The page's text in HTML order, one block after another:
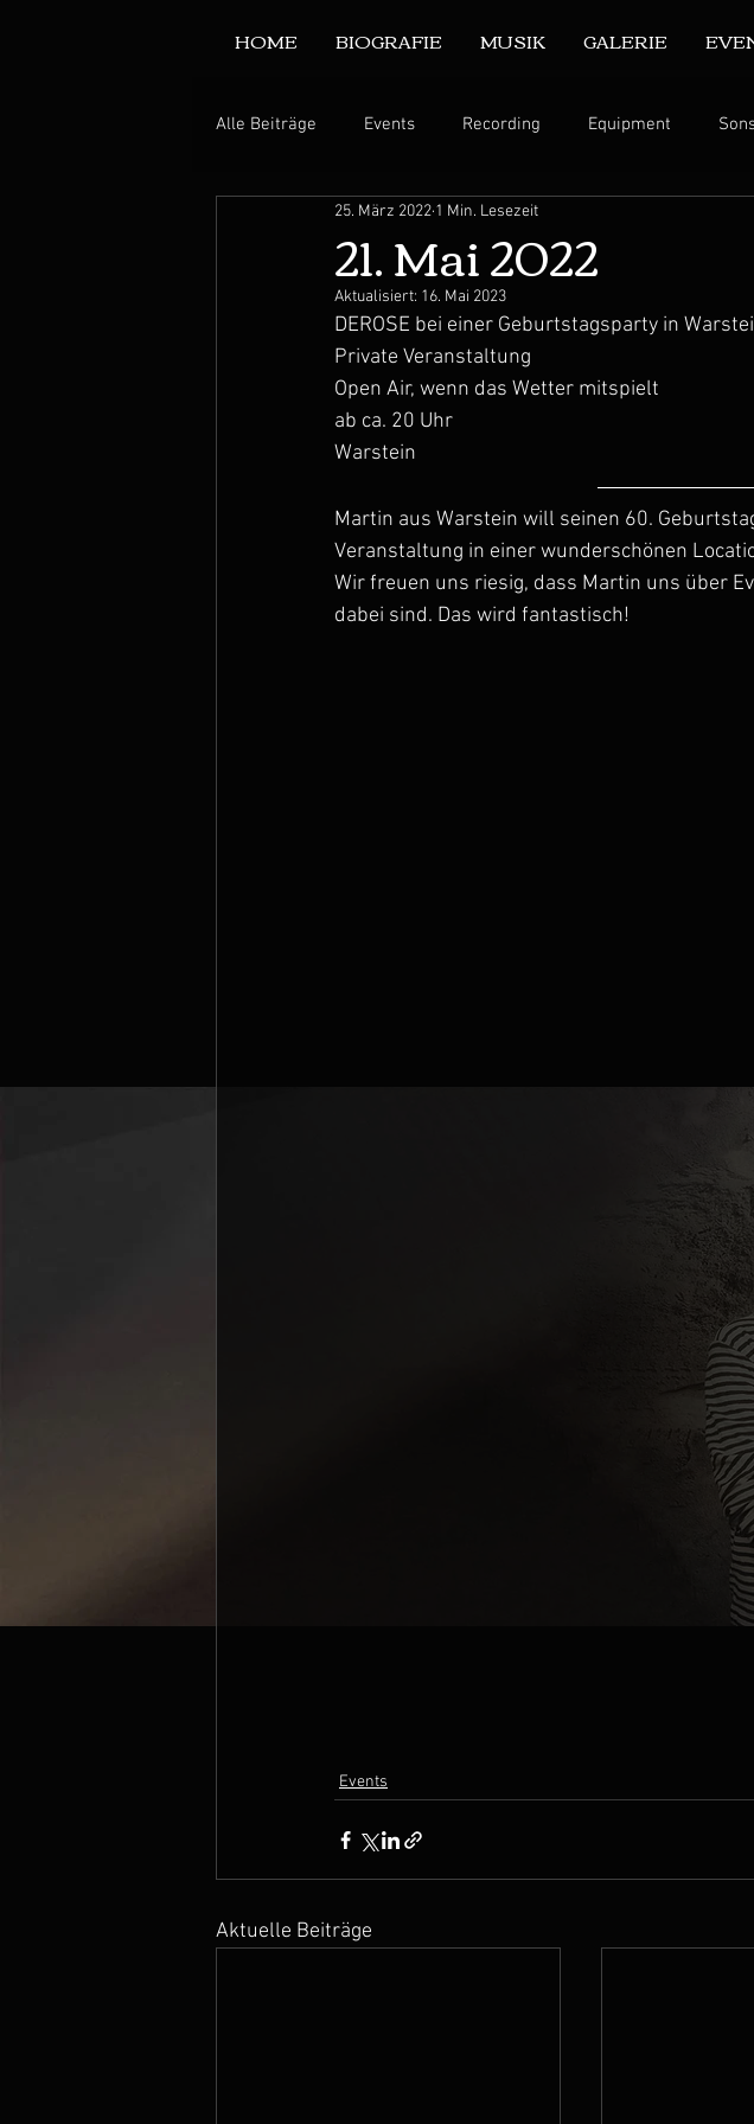
HOME BIOGRAFIE MUSIK GALERIE
Alle Beiträge Events Recording Equipment
21. Mai 2022
25. März 2022 1 Min. Lesezeit
Aktualisiert: 16. Mai 2023
DEROSE bei einer Geburtstagsparty in
Private Veranstaltung
Open Air, wenn das Wetter mitspielt
ab ca. 20 Uhr
Warstein
Martin aus Warstein will seinen 60.
Veranstaltung in einer wunderschönen
Wir freuen uns riesig, dass Martin uns über
dabei sind. Das wird fantastisch!
Events
Aktuelle Beiträge